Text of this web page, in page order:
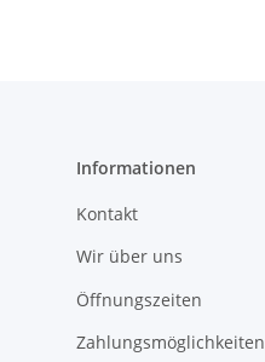
Informationen
Kontakt
Wir über uns
Öffnungszeiten
Zahlungsmöglichkeiten